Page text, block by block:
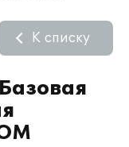
К списку